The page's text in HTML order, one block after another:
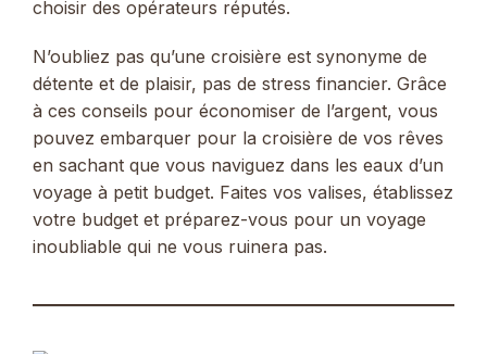
choisir des opérateurs réputés.
N’oubliez pas qu’une croisière est synonyme de
détente et de plaisir, pas de stress financier. Grâce
à ces conseils pour économiser de l’argent, vous
pouvez embarquer pour la croisière de vos rêves
en sachant que vous naviguez dans les eaux d’un
voyage à petit budget. Faites vos valises, établissez
votre budget et préparez-vous pour un voyage
inoubliable qui ne vous ruinera pas.